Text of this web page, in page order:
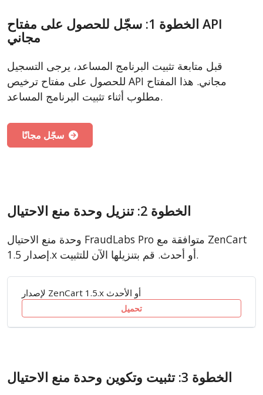
الخطوة 1: سجّل للحصول على مفتاح API
مجاني
قبل متابعة تثبيت البرنامج المساعد، يرجى التسجيل
للحصول على مفتاح ترخيص API مجاني. هذا المفتاح
مطلوب أثناء تثبيت البرنامج المساعد.
الخطوة 2: تنزيل وحدة منع الاحتيال
وحدة منع الاحتيال FraudLabs Pro متوافقة مع ZenCart
إصدار 1.5.x أو أحدث. قم بتنزيلها الآن للتثبيت.
لإصدار ZenCart 1.5.x أو الأحدث
تحميل
الخطوة 3: تثبيت وتكوين وحدة منع الاحتيال